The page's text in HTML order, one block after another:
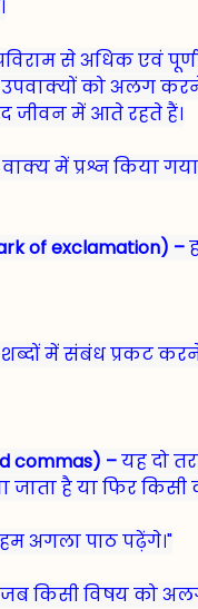
से अधिक एवं
उपवाक्यों को अलग
जीवन में आते रहते हैं।
में प्रश्न किया
of exclamation) –
में संबंध प्रकट
commas) –यह दो
है या फिर किसी
हम अगला पाठ पढ़ेंगे।"
जब किसी विषय को